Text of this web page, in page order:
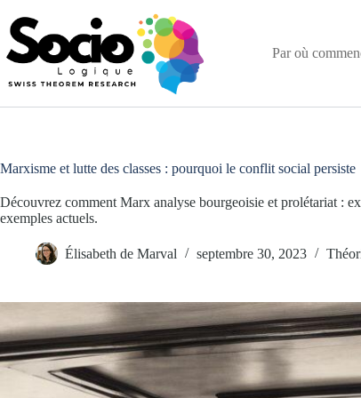
au
contenu
Par où
Marxisme et lutte des classes : pourquoi le conflit social persiste
Découvrez comment Marx analyse bourgeoisie et prolétariat :
exemples actuels.
Élisabeth de Marval septembre 30, 2023